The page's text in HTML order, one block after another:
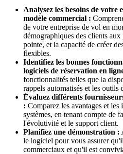
Analysez les besoins de votre
modèle commercial :
de votre entreprise de vol en
démographiques des clients
pointe, et la capacité de créer
flexibles.
Identifiez les bonnes
logiciels de réservation en
fonctionnalités telles que la
rappels automatisés et les outils
Évaluez différents
: Comparez les avantages et
systèmes, en tenant compte de
l'évolutivité et le support client.
Planifiez une démonstration :
le logiciel pour vous assurer
commerciaux et qu'il est